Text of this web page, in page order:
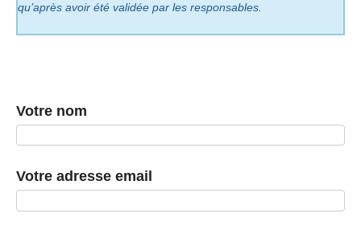
qu’après avoir été validée par les responsables.
Votre nom
Votre adresse email